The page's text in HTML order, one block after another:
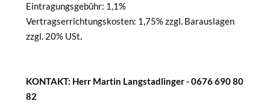
Eintragungsgebühr: 1,1%
Vertragserrichtungskosten: 1,75% zzgl. Barauslagen
zzgl. 20% USt.
KONTAKT: Herr Martin Langstadlinger - 0676 690 80
82